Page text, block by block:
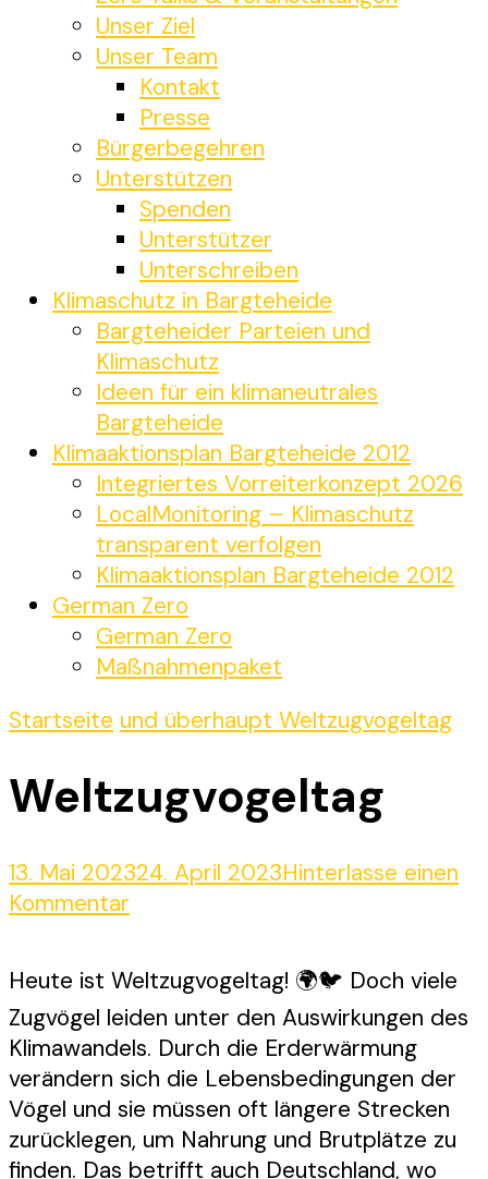
Unser Ziel
Unser Team
Kontakt
Presse
Bürgerbegehren
Unterstützen
Spenden
Unterstützer
Unterschreiben
Klimaschutz in Bargteheide
Bargteheider Parteien und
Klimaschutz
Ideen für ein klimaneutrales
Bargteheide
Klimaaktionsplan Bargteheide 2012
Integriertes Vorreiterkonzept 2026
LocalMonitoring – Klimaschutz
transparent verfolgen
Klimaaktionsplan Bargteheide 2012
German Zero
German Zero
Maßnahmenpaket
Startseite und überhaupt Weltzugvogeltag
Weltzugvogeltag
13. Mai 202324. April 2023Hinterlasse einen
Kommentar
Heute ist Weltzugvogeltag! 🌍🐦 Doch viele
Zugvögel leiden unter den Auswirkungen des
Klimawandels. Durch die Erderwärmung
verändern sich die Lebensbedingungen der
Vögel und sie müssen oft längere Strecken
zurücklegen, um Nahrung und Brutplätze zu
finden. Das betrifft auch Deutschland, wo